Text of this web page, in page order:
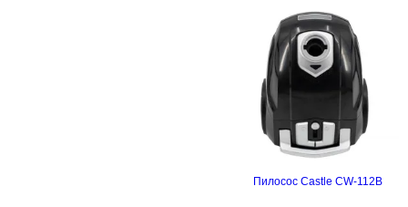
рівень шуму: 80 дБ
Пилосос Castle CW-112B